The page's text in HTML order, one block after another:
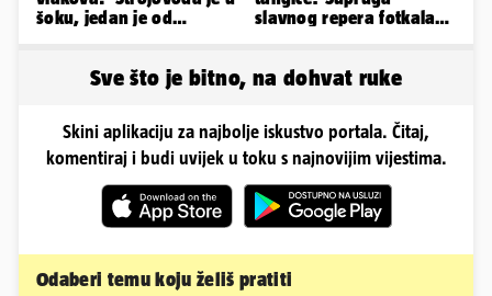
šoku, jedan je od
slavnog repera fotkala
Sve što je bitno, na dohvat ruke
Skini aplikaciju za najbolje iskustvo portala. Čitaj,
komentiraj i budi uvijek u toku s najnovijim vijestima.
Odaberi temu koju želiš pratiti